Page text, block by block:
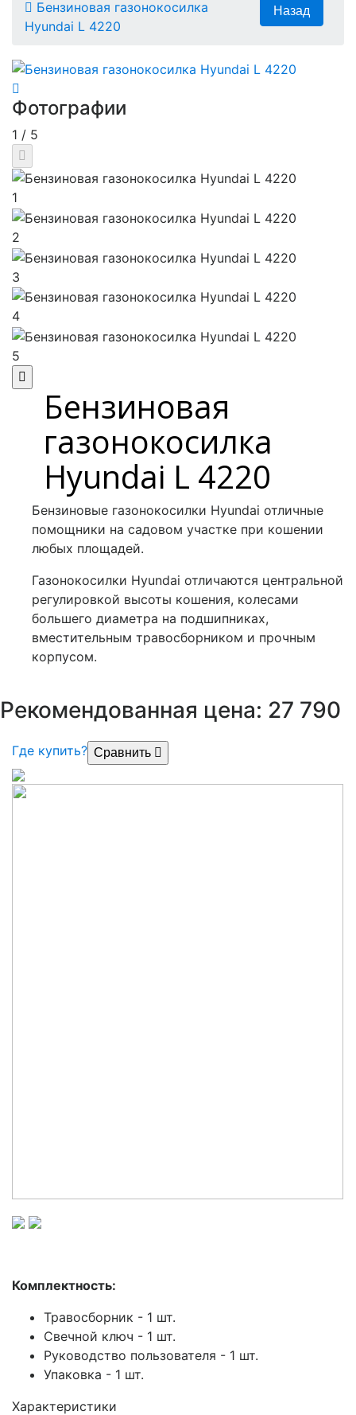
Бензиновая газонокосилка
Hyundai L 4220
Фотографии
1 / 5
1
2
3
4
5
Бензиновая
газонокосилка
Hyundai L 4220
Бензиновые газонокосилки Hyundai отличные
помощники на садовом участке при кошении
любых площадей.
Газонокосилки Hyundai отличаются центральной
регулировкой высоты кошения, колесами
большего диаметра на подшипниках,
вместительным травосборником и прочным
корпусом.
Рекомендованная цена: 27 790
Где купить? Сравнить
Комплектность:
Травосборник - 1 шт.
Свечной ключ - 1 шт.
Руководство пользователя - 1 шт.
Упаковка - 1 шт.
Характеристики